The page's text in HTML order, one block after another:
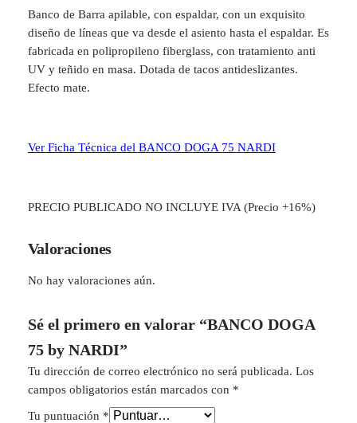
5
b
y
N
A
c
t
d
d
Banco de Barra apilable, con espaldar, con un exquisito
diseño de líneas que va desde el asiento hasta el espaldar. Es
fabricada en polipropileno fiberglass, con tratamiento anti
UV y teñido en masa. Dotada de tacos antideslizantes.
Efecto mate.
Ver Ficha Técnica del BANCO DOGA 75 NARDI
PRECIO PUBLICADO NO INCLUYE IVA (Precio +16%)
Valoraciones
No hay valoraciones aún.
Sé el primero en valorar “BANCO DOGA
75 by NARDI”
Tu dirección de correo electrónico no será publicada. Los
campos obligatorios están marcados con *
Tu puntuación *